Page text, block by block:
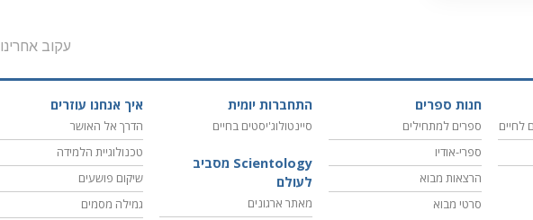
עקוב אחרינו
לחיים
חנות ספרים
ספרים למתחילים
ספרי-אודיו
הרצאות מבוא
סרטי מבוא
התחברות יומית
סיינטולוג'יסטים בחיים
Scientology מסביב
לעולם
מאתר ארגונים
איך אנחנו עוזרים
הדרך אל האושר
טכנולוגיית הלמידה
שיקום פושעים
גמילה מסמים